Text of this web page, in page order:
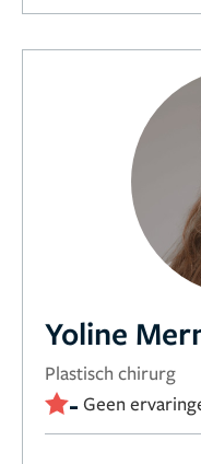
Yoline
Plastisch chirurg
- Geen